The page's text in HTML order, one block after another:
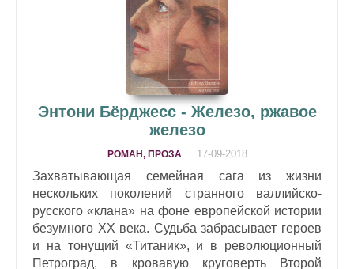
Энтони Бёрджесс - Железо, ржавое
железо
РОМАН, ПРОЗА 17-09-2018
Захватывающая семейная сага из жизни
нескольких поколений странного валлийско-
русского «клана» на фоне европейской истории
безумного XX века. Судьба забрасывает героев
и на тонущий «Титаник», и в революционный
Петроград, в кровавую круговерть Второй